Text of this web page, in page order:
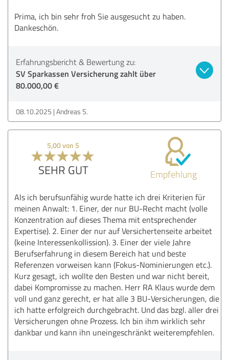
Prima, ich bin sehr froh Sie ausgesucht zu haben.
Dankeschön.
Erfahrungsbericht & Bewertung zu:
SV Sparkassen Versicherung zahlt über
80.000,00 €
08.10.2025 Andreas S.
5,00 von 5
SEHR GUT Empfehlung
Als ich berufsunfähig wurde hatte ich drei Kriterien für
meinen Anwalt: 1. Einer, der nur BU-Recht macht (volle
Konzentration auf dieses Thema mit entsprechender
Expertise). 2. Einer der nur auf Versichertenseite arbeitet
(keine Interessenkollission). 3. Einer der viele Jahre
Berufserfahrung in diesem Bereich hat und beste
Referenzen vorweisen kann (Fokus-Nominierungen etc.).
Kurz gesagt, ich wollte den Besten und war nicht bereit,
dabei Kompromisse zu machen. Herr RA Klaus wurde dem
voll und ganz gerecht, er hat alle 3 BU-Versicherungen, die
ich hatte erfolgreich durchgebracht. Und das bzgl. aller drei
Versicherungen ohne Prozess. Ich bin ihm wirklich sehr
dankbar und kann ihn uneingeschränkt weiterempfehlen.